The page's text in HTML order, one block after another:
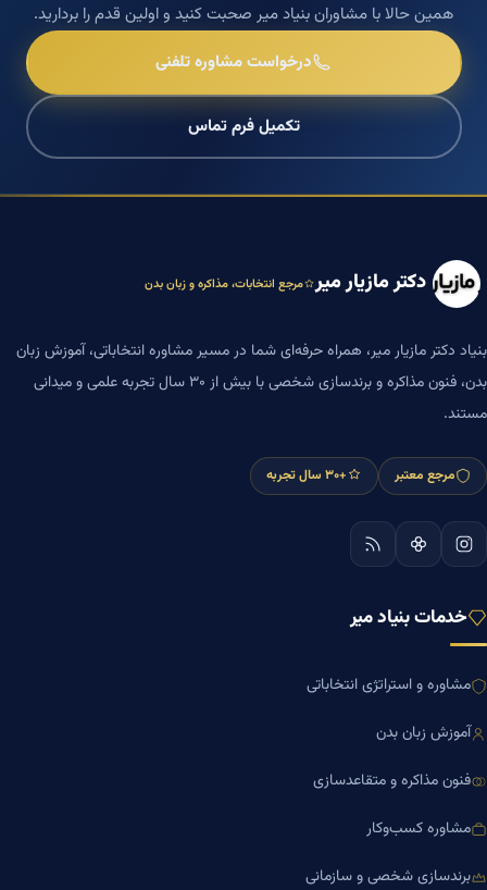
همین حالا با مشاوران بنیاد میر صحبت کنید و اولین قدم را بردارید.
درخواست مشاوره تلفنی
تکمیل فرم تماس
دکتر مازیار میر مرجع انتخابات، مذاکره و زبان بدن
بنیاد دکتر مازیار میر، همراه حرفه‌ای شما در مسیر مشاوره انتخاباتی، آموزش زبان
بدن، فنون مذاکره و برندسازی شخصی با بیش از ۳۰ سال تجربه علمی و میدانی
مستند.
مرجع معتبر +۳۰ سال تجربه
خدمات بنیاد میر
مشاوره و استراتژی انتخاباتی
آموزش زبان بدن
فنون مذاکره و متقاعدسازی
مشاوره کسب‌وکار
برندسازی شخصی و سازمانی